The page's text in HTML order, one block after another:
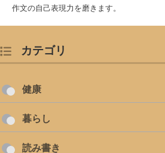
作文の自己表現力を磨きます。
カテゴリ
健康
暮らし
読み書き